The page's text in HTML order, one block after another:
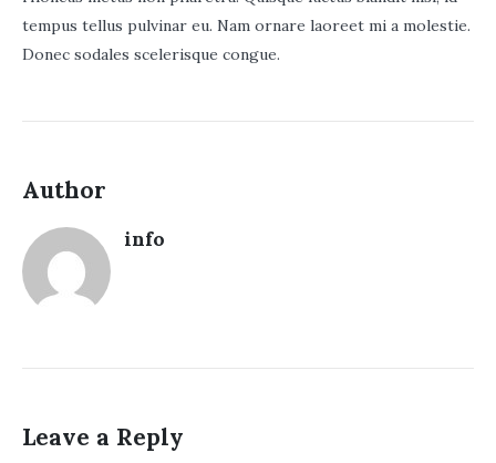
tempus tellus pulvinar eu. Nam ornare laoreet mi a molestie.
Donec sodales scelerisque congue.
Author
info
Leave a Reply